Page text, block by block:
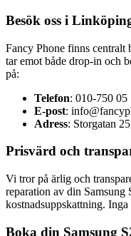
Besök oss i
Fancy Phone finns
tar emot både drop-in och
på:
Telefon: 010-750 05
E-post:
Adress: Storgatan
Prisvärd och
Vi tror på ärlig och
reparation av din
kostnadsuppskattning.
Boka din Samsung